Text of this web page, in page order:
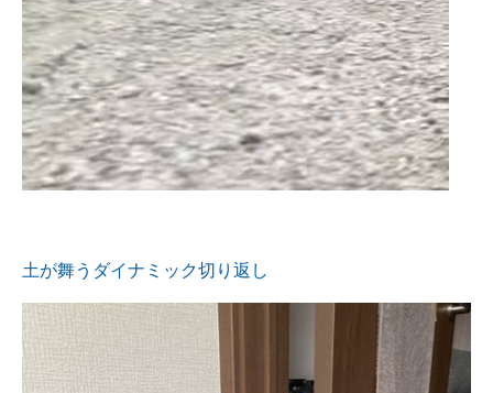
土が舞うダイナミック切り返し